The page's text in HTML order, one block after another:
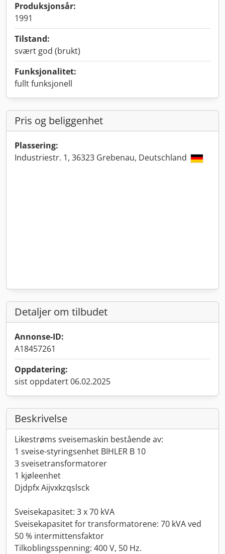
Produksjonsår:
1991
Tilstand:
svært god (brukt)
Funksjonalitet:
fullt funksjonell
Pris og beliggenhet
Plassering:
Industriestr. 1, 36323 Grebenau, Deutschland
Detaljer om tilbudet
Annonse-ID:
A18457261
Oppdatering:
sist oppdatert 06.02.2025
Beskrivelse
Likestrøms sveisemaskin bestående av:
1 sveise-styringsenhet BIHLER B 10
3 sveisetransformatorer
1 kjøleenhet
Djdpfx Aijvxkzqslsck
Sveisekapasitet: 3 x 70 kVA
Sveisekapasitet for transformatorene: 70 kVA ved
50 % intermittensfaktor
Tilkoblingsspenning: 400 V, 50 Hz.